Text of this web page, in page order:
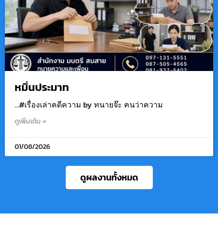
หมิ่นประมาท
…#เรื่องเล่าคดีความ by ทนายจ๊ะ ฅนว่าความ
ดูเพิ่มเติม »
01/08/2026
ดูผลงานทั้งหมด